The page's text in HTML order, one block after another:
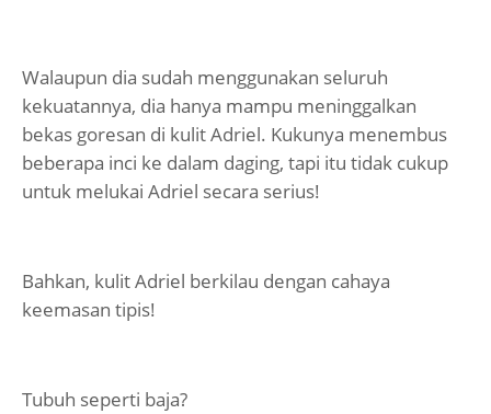
Walaupun dia sudah menggunakan seluruh
kekuatannya, dia hanya mampu meninggalkan
bekas goresan di kulit Adriel. Kukunya menembus
beberapa inci ke dalam daging, tapi itu tidak cukup
untuk melukai Adriel secara serius!
Bahkan, kulit Adriel berkilau dengan cahaya
keemasan tipis!
Tubuh seperti baja?